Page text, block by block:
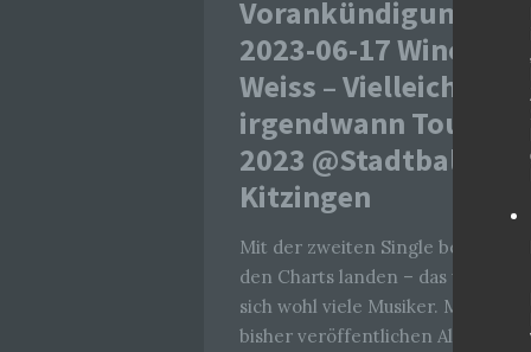
Vorankündigung:
2023-06-17 Wincent
Weiss – Vielleicht
irgendwann Tour
2023 @Stadtbalkon
Kitzingen
Mit der zweiten Single bereits in
den Charts landen – das wünschen
sich wohl viele Musiker. Mit allen
bisher veröffentlichen Alben dort